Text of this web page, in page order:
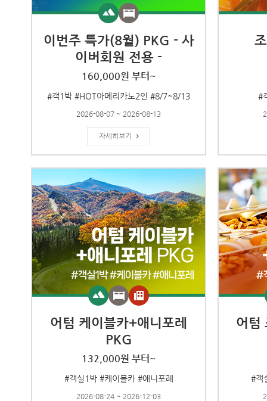
이번주 특가(8월) PKG - 사
이버회원 전용 -
160,000원 부터~
#객1박 #HOT아메리카노2인 #8/7~8/13
2026-08-07 ~ 2026-08-13
자세히보기
#
어텀 케이블카+애니포레
PKG
132,000원 부터~
#객실1박 #케이블카 #애니포레
2026-08-24 ~ 2026-12-03
어텀
#객